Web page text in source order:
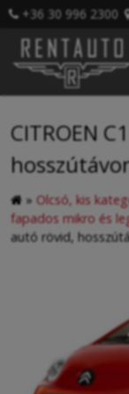
+36 30 996 2300
CITROEN
» Olcsó, kis
fapados mikro és
autó rövid,